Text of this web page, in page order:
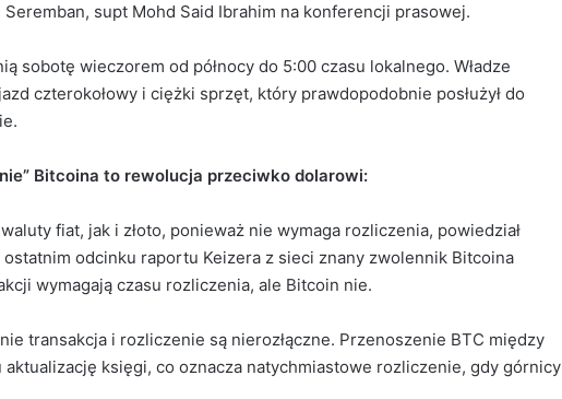
supt Mohd Said Ibrahim na konferencji prasowej.
sobotę wieczorem od północy do 5:00 czasu lokalnego. Władze
czterokołowy i ciężki sprzęt, który prawdopodobnie posłużył do
Bitcoina to rewolucja przeciwko dolarowi:
fiat, jak i złoto, ponieważ nie wymaga rozliczenia, powiedział
ostatnim odcinku raportu Keizera z sieci znany zwolennik Bitcoina
wymagają czasu rozliczenia, ale Bitcoin nie.
transakcja i rozliczenie są nierozłączne. Przenoszenie BTC między
księgi, co oznacza natychmiastowe rozliczenie, gdy górnicy